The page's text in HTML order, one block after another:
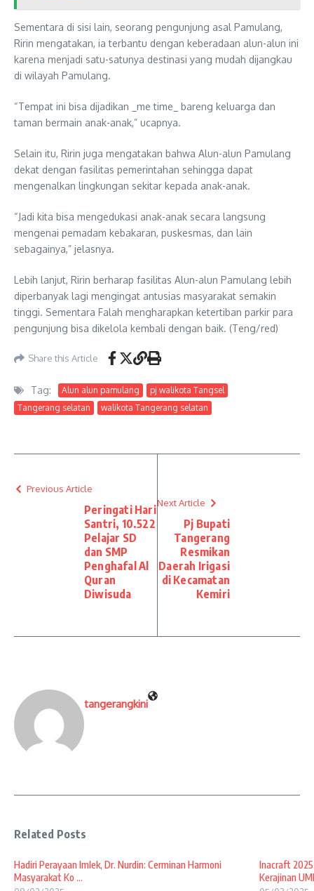
Sementara di sisi lain, seorang pengunjung asal Pamulang,
Ririn mengatakan, ia terbantu dengan keberadaan alun-alun ini
karena menjadi satu-satunya destinasi yang mudah dijangkau
di wilayah Pamulang.
“Tempat ini bisa dijadikan _me time_ bareng keluarga dan
taman bermain anak-anak,” ucapnya.
Selain itu, Ririn juga mengatakan bahwa Alun-alun Pamulang
dekat dengan fasilitas pemerintahan sehingga dapat
mengenalkan lingkungan sekitar kepada anak-anak.
“Jadi kita bisa mengedukasi anak-anak secara langsung
mengenai pemadam kebakaran, puskesmas, dan lain
sebagainya,” jelasnya.
Lebih lanjut, Ririn berharap fasilitas Alun-alun Pamulang lebih
diperbanyak lagi mengingat antusias masyarakat semakin
tinggi. Sementara Falah mengharapkan ketertiban parkir para
pengunjung bisa dikelola kembali dengan baik. (Teng/red)
Share this Article
Tag: Alun alun pamulang
pj walikota Tangsel
Tangerang selatan
walikota Tangerang selatan
Previous Article
Peringati Hari
Santri, 10.522
Pelajar SD
dan SMP
Penghafal Al
Quran
Diwisuda
Next Article
Pj Bupati
Tangerang
Resmikan
Daerah Irigasi
di Kecamatan
Kemiri
tangerangkini
Related Posts
Hadiri Perayaan Imlek, Dr. Nurdin: Cerminan Harmoni
Masyarakat Ko ...
Inacraft
Kerajinan